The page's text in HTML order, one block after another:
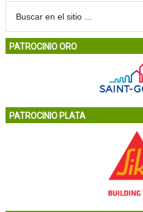
PATROCINIO ORO
PATROCINIO PLATA